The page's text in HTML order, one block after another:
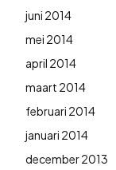
juni 2014
mei 2014
april 2014
maart 2014
februari 2014
januari 2014
december 2013